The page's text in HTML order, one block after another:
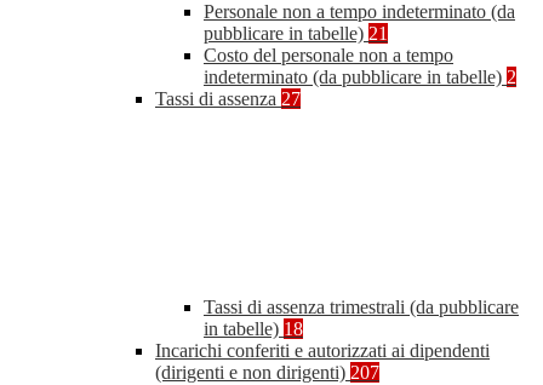
Personale non a tempo indeterminato (da
pubblicare in tabelle) 21
Costo del personale non a tempo
indeterminato (da pubblicare in tabelle) 2
Tassi di assenza 27
Tassi di assenza trimestrali (da pubblicare
in tabelle) 18
Incarichi conferiti e autorizzati ai dipendenti
(dirigenti e non dirigenti) 207